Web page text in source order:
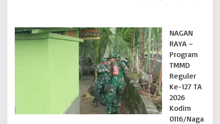
B
a
n
g
u
A
s
NAGAN
RAYA –
Program
TMMD
Reguler
Ke-127 TA
2026
Kodim
0116/Naga